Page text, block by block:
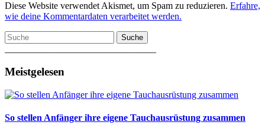
Diese Website verwendet Akismet, um Spam zu reduzieren. Erfahre,
wie deine Kommentardaten verarbeitet werden.
Suche
Meistgelesen
So stellen Anfänger ihre eigene Tauchausrüstung zusammen